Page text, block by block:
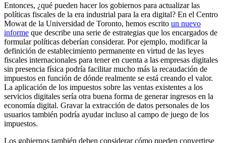
Entonces, ¿qué pueden hacer los gobiernos para actualizar las
políticas fiscales de la era industrial para la era digital? En el Centro
Mowat de la Universidad de Toronto, hemos escrito un nuevo
informe que describe una serie de estrategias que los encargados de
formular políticas deberían considerar. Por ejemplo, modificar la
definición de establecimiento permanente en virtud de las leyes
fiscales internacionales para tener en cuenta a las empresas digitales
sin presencia física podría facilitar mucho más la recaudación de
impuestos en función de dónde realmente se está creando el valor.
La aplicación de los impuestos sobre las ventas existentes a los
servicios digitales sería otra buena forma de generar ingresos en la
economía digital. Gravar la extracción de datos personales de los
usuarios también podría ayudar incluso al campo de juego de los
impuestos.
Los gobiernos también deben considerar cómo pueden convertirse